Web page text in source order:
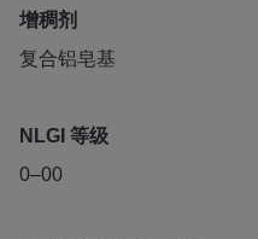
增稠剂
复合铝皂基
NLGI 等级
0–00